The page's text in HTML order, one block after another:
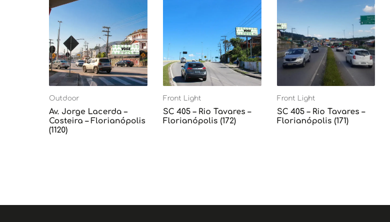
Outdoor
Av. Jorge Lacerda –
Costeira – Florianópolis
(1120)
Front Light
SC 405 – Rio Tavares –
Florianópolis (172)
Front Light
SC 405 – Rio Tavares –
Florianópolis (171)